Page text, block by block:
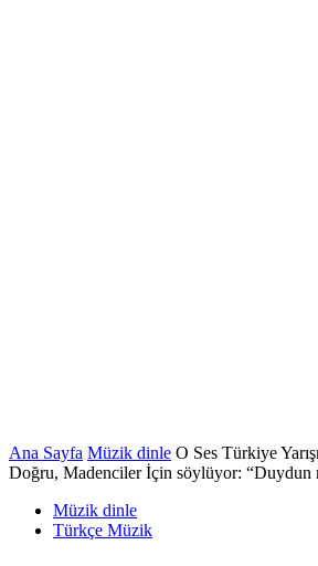
Ana Sayfa Müzik dinle O Ses Türkiye
Doğru, Madenciler İçin söylüyor: “Duydun
Müzik dinle
Türkçe Müzik